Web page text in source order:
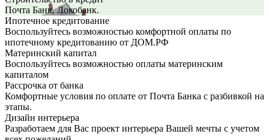
Почта Банк, Локобанк.
Ипотечное кредитование
Воспользуйтесь возможностью комфортной оплаты по
ипотечному кредитованию от ДОМ.РФ
Материнский капитал
Воспользуйтесь возможностью оплаты материнским
капиталом
Рассрочка от банка
Комфортные условия по оплате от Почта Банка с разбивкой на
этапы.
Дизайн интерьера
Разработаем для Вас проект интерьера Вашей мечты с учетом